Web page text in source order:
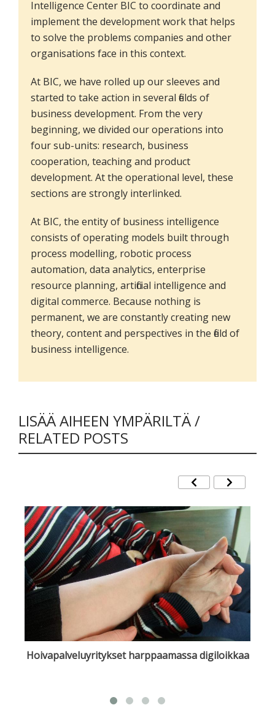
Intelligence Center BIC to coordinate and
implement the development work that helps
to solve the problems companies and other
organisations face in this context.
At BIC, we have rolled up our sleeves and
started to take action in several fields of
business development. From the very
beginning, we divided our operations into
four sub-units: research, business
cooperation, teaching and product
development. At the operational level, these
sections are strongly interlinked.
At BIC, the entity of business intelligence
consists of operating models built through
process modelling, robotic process
automation, data analytics, enterprise
resource planning, artificial intelligence and
digital commerce. Because nothing is
permanent, we are constantly creating new
theory, content and perspectives in the field of
business intelligence.
LISÄÄ AIHEEN YMPÄRILTÄ /
RELATED POSTS
Hoivapalveluyritykset harppaamassa digiloikkaa